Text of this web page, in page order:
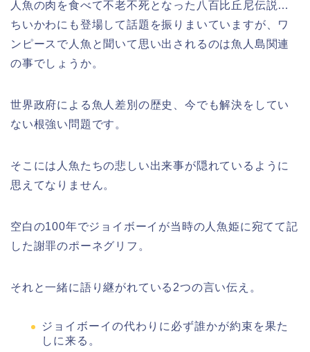
人魚の肉を食べて不老不死となった八百比丘尼伝説…
ちいかわにも登場して話題を振りまいていますが、ワ
ンピースで人魚と聞いて思い出されるのは魚人島関連
の事でしょうか。
世界政府による魚人差別の歴史、今でも解決をしてい
ない根強い問題です。
そこには人魚たちの悲しい出来事が隠れているように
思えてなりません。
空白の100年でジョイボーイが当時の人魚姫に宛てて記
した謝罪のポーネグリフ。
それと一緒に語り継がれている2つの言い伝え。
ジョイボーイの代わりに必ず誰かが約束を果た
しに来る。